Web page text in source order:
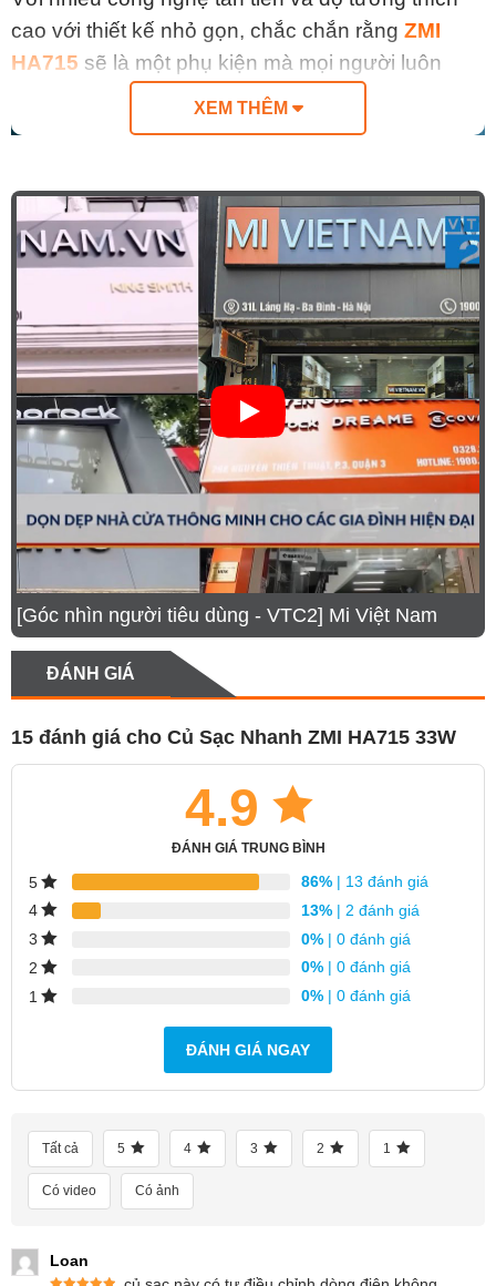
cao với thiết kế nhỏ gọn, chắc chắn rằng ZMI
HA715 sẽ là một phụ kiện mà mọi người luôn
XEM THÊM
[Góc nhìn người tiêu dùng - VTC2] Mi Việt Nam
ĐÁNH GIÁ
15 đánh giá cho Củ Sạc Nhanh ZMI HA715 33W
4.9
ĐÁNH GIÁ TRUNG BÌNH
5 86% | 13 đánh giá
4
13% | 2 đánh giá
3
0% | 0 đánh giá
2
0% | 0 đánh giá
1
0% | 0 đánh giá
ĐÁNH GIÁ NGAY
Tất cả 5 4 3 2 1
Có video Có ảnh
Loan